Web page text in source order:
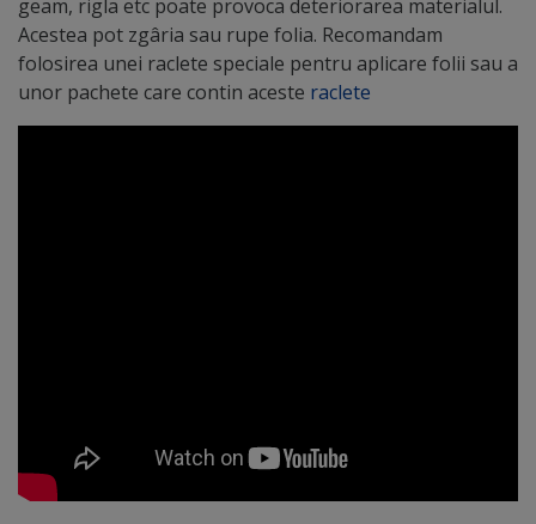
geam, rigla etc poate provoca deteriorarea materialul.
Acestea pot zgâria sau rupe folia. Recomandam
folosirea unei raclete speciale pentru aplicare folii sau a
unor pachete care contin aceste raclete